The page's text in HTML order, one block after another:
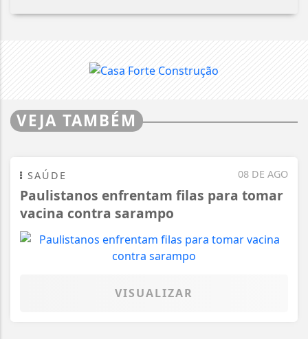
VEJA TAMBÉM
08 DE AGO
SAÚDE
Paulistanos enfrentam filas para tomar
vacina contra sarampo
VISUALIZAR